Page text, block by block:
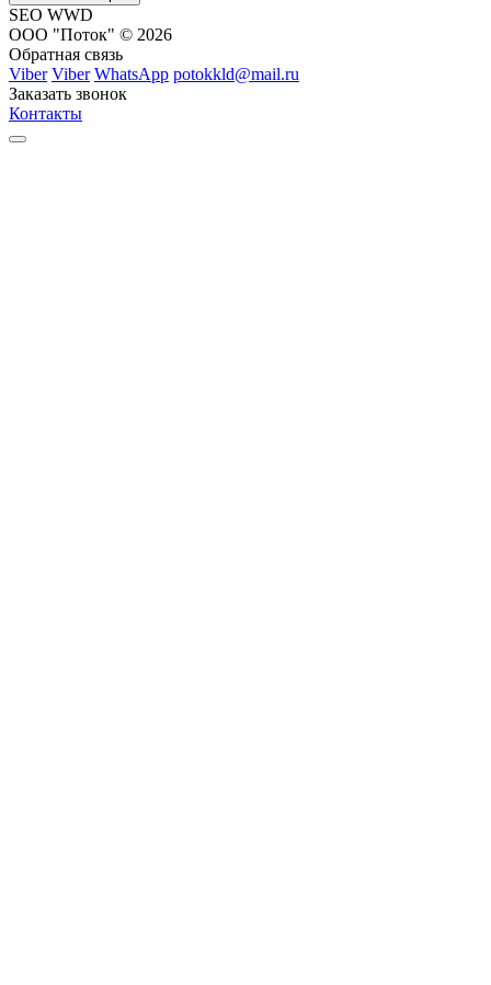
SEO WWD
ООО "Поток" © 2026
Обратная связь
Viber Viber WhatsApp potokkld@mail.ru
Заказать звонок
Контакты